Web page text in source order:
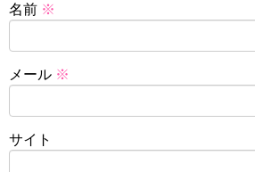
名前 ※
メール ※
サイト